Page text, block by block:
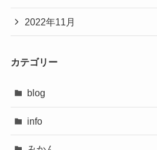
2022年11月
カテゴリー
blog
info